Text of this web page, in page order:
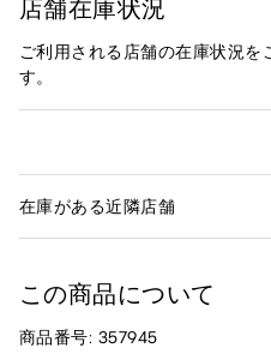
店舗在庫状況
ご利用される店舗の在庫状況を
す。
在庫がある近隣店舗
この商品について
商品番号: 357945